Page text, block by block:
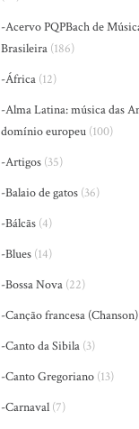
-Acervo PQPBach de
Brasileira (186)
-África (12)
-Alma Latina: música das
domínio europeu (100)
-Artigos (35)
-Balaio de gatos (36)
-Bálcãs (4)
-Blues (14)
-Bossa Nova (22)
-Canção francesa (Chanson)
-Canto da Sibila (3)
-Canto Gregoriano (13)
-Carnaval (7)